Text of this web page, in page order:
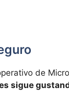
de
sigue